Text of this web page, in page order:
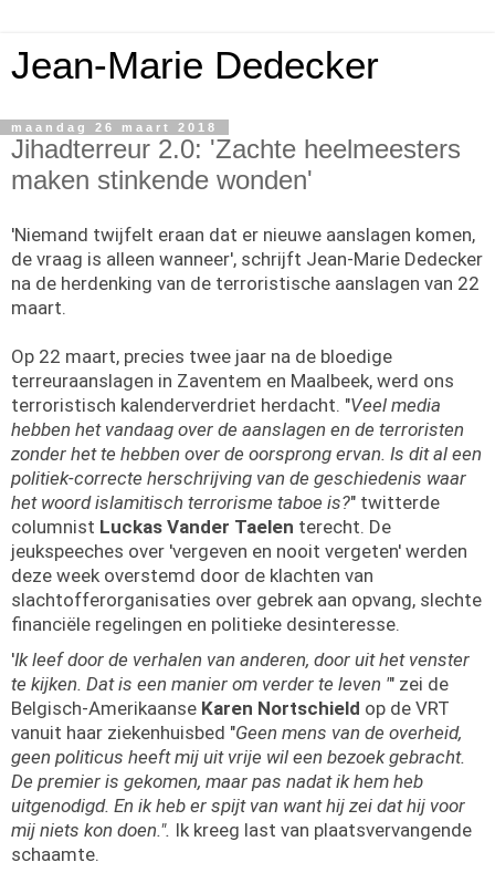
Jean-Marie Dedecker
maandag 26 maart 2018
Jihadterreur 2.0: 'Zachte heelmeesters
maken stinkende wonden'
'Niemand twijfelt eraan dat er nieuwe aanslagen komen,
de vraag is alleen wanneer', schrijft Jean-Marie Dedecker
na de herdenking van de terroristische aanslagen van 22
maart.
Op 22 maart, precies twee jaar na de bloedige
terreuraanslagen in Zaventem en Maalbeek, werd ons
terroristisch kalenderverdriet herdacht. "Veel media
hebben het vandaag over de aanslagen en de terroristen
zonder het te hebben over de oorsprong ervan. Is dit al een
politiek-correcte herschrijving van de geschiedenis waar
het woord islamitisch terrorisme taboe is?" twitterde
columnist Luckas Vander Taelen terecht. De
jeukspeeches over 'vergeven en nooit vergeten' werden
deze week overstemd door de klachten van
slachtofferorganisaties over gebrek aan opvang, slechte
financiële regelingen en politieke desinteresse.
'Ik leef door de verhalen van anderen, door uit het venster
te kijken. Dat is een manier om verder te leven '" zei de
Belgisch-Amerikaanse Karen Nortschield op de VRT
vanuit haar ziekenhuisbed "Geen mens van de overheid,
geen politicus heeft mij uit vrije wil een bezoek gebracht.
De premier is gekomen, maar pas nadat ik hem heb
uitgenodigd. En ik heb er spijt van want hij zei dat hij voor
mij niets kon doen.". Ik kreeg last van plaatsvervangende
schaamte.